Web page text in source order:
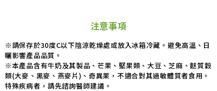
注意事項
※請保存於30度C以下陰涼乾燥處或放入冰箱冷藏。避免高溫、日
曬影響產品品質。
※本產品含有牛奶及其製品、芒果、堅果類、大豆、芝麻、麩質穀
類(大麥、黑麥、燕麥片)、奇異果，不適合對其過敏體質者食用。
特殊疾病者，請先諮詢醫師建議。